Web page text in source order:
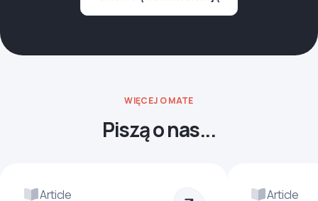
WIĘCEJ O MATE
Piszą o nas...
Article Article